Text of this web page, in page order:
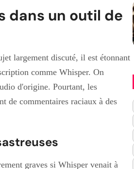
dans un outil de
largement discuté, il est étonnant
comme Whisper. On
d'origine. Pourtant, les
de commentaires raciaux à des
graves si Whisper venait à